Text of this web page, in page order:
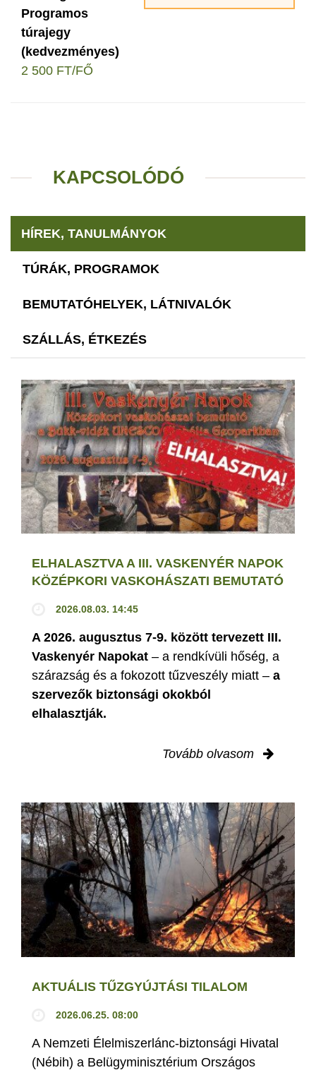
Programos
túrajegy
(kedvezményes)
2 500 FT/FŐ
KAPCSOLÓDÓ
HÍREK, TANULMÁNYOK
TÚRÁK, PROGRAMOK
BEMUTATÓHELYEK, LÁTNIVALÓK
SZÁLLÁS, ÉTKEZÉS
ELHALASZTVA A III. VASKENYÉR NAPOK
KÖZÉPKORI VASKOHÁSZATI BEMUTATÓ
2026.08.03. 14:45
A 2026. augusztus 7-9. között tervezett III.
Vaskenyér Napokat – a rendkívüli hőség, a
szárazság és a fokozott tűzveszély miatt – a
szervezők biztonsági okokból
elhalasztják.
Tovább olvasom
AKTUÁLIS TŰZGYÚJTÁSI TILALOM
2026.06.25. 08:00
A Nemzeti Élelmiszerlánc-biztonsági Hivatal
(Nébih) a Belügyminisztérium Országos